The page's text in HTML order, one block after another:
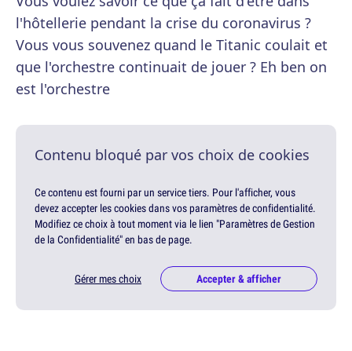
l'hôtellerie pendant la crise du coronavirus ?
Vous vous souvenez quand le Titanic coulait et
que l'orchestre continuait de jouer ? Eh ben on
est l'orchestre
Contenu bloqué par vos choix de cookies
Ce contenu est fourni par un service tiers. Pour l'afficher, vous
devez accepter les cookies dans vos paramètres de confidentialité.
Modifiez ce choix à tout moment via le lien "Paramètres de Gestion
de la Confidentialité" en bas de page.
Gérer mes choix Accepter & afficher